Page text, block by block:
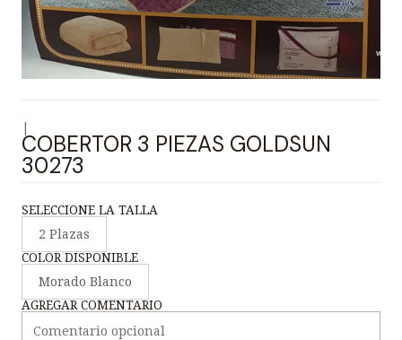
COBERTOR 3 PIEZAS GOLDSUN
30273
SELECCIONE LA TALLA
2 Plazas
COLOR DISPONIBLE
Morado Blanco
AGREGAR COMENTARIO